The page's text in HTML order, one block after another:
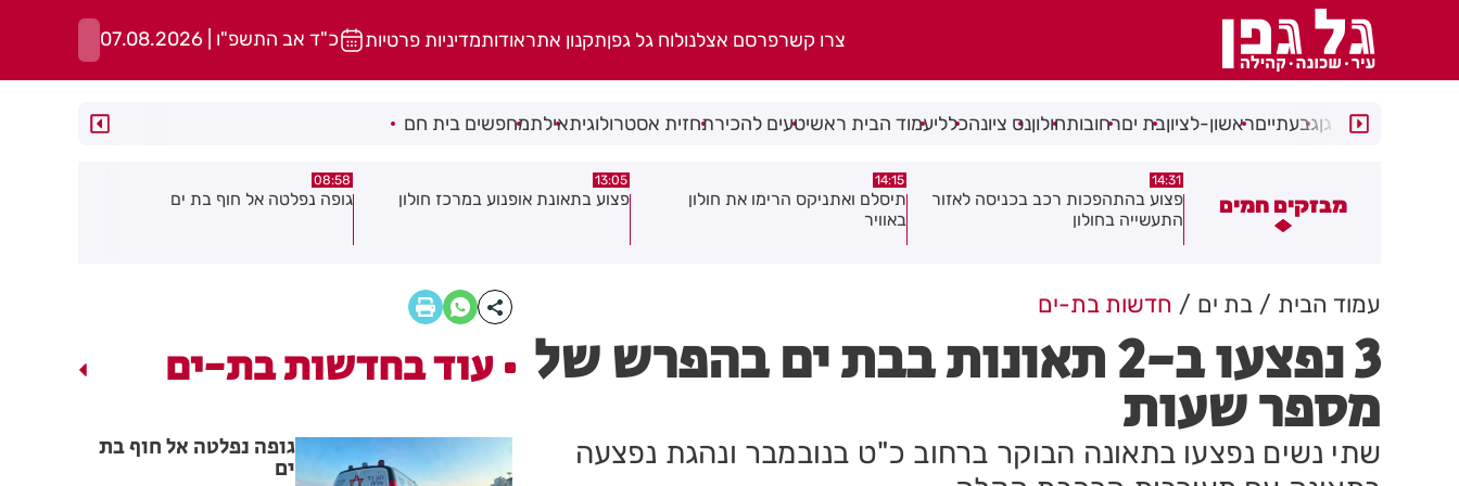
צרו קשרפרסם אצלנולוח גל גפןתקנון אתראודותמדיניות פרטיות כ"ד אב התשפ"ו | 07.08.2026
רמת גןגבעתייםראשון-לציוןבת יםרחובותחולוןנס ציונהכלליעמוד הבית ראשיטעים להכירתחזית אסטרולוגיתאילתמחפשים בית חם
מבזקים חמים
פצוע בהתהפכות רכב בכניסה לאזור
14:15
תיסלם ואתניקס הרימו את חולון
באוויר
13:05
פצוע בתאונת אופנוע במרכז חולון
08:58
גופה נפלטה אל חוף בת ים
08:29
חשד להצתה בשלושה מוקדים ברמת
עמוד הבית בת ים חדשות בת-ים
3 נפצעו ב-2 תאונות בבת ים בהפרש של
מספר שעות
שתי נשים נפצעו בתאונה הבוקר ברחוב כ"ט בנובמבר ונהגת נפצעה
עוד בחדשות בת-ים
גופה נפלטה אל חוף בת
ים